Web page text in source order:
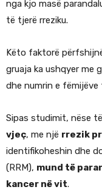
nga kjo masë
të tjerë rreziku.
Këto faktorë
gruaja ka ushqyer me
dhe numrin e fëmijëve
Sipas studimit, nëse
vjeç, me një rrezik
identifikoheshin dhe
(RRM), mund të
kancer në vit.